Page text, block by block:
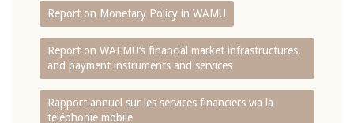
Report on Monetary Policy in WAMU
Report on WAEMU’s financial market infrastructures,
and payment instruments and services
Rapport annuel sur les services financiers via la
téléphonie mobile